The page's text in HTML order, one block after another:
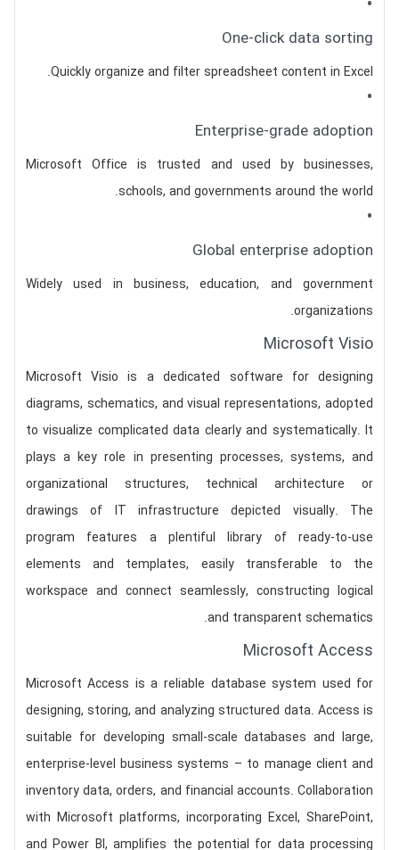
One-click data sorting
Quickly organize and filter spreadsheet content in Excel.
Enterprise-grade adoption
Microsoft Office is trusted and used by businesses,
schools, and governments around the world.
Global enterprise adoption
Widely used in business, education, and government
organizations.
Microsoft Visio
Microsoft Visio is a dedicated software for designing
diagrams, schematics, and visual representations, adopted
to visualize complicated data clearly and systematically. It
plays a key role in presenting processes, systems, and
organizational structures, technical architecture or
drawings of IT infrastructure depicted visually. The
program features a plentiful library of ready-to-use
elements and templates, easily transferable to the
workspace and connect seamlessly, constructing logical
and transparent schematics.
Microsoft Access
Microsoft Access is a reliable database system used for
designing, storing, and analyzing structured data. Access is
suitable for developing small-scale databases and large,
enterprise-level business systems – to manage client and
inventory data, orders, and financial accounts. Collaboration
with Microsoft platforms, incorporating Excel, SharePoint,
and Power BI, amplifies the potential for data processing